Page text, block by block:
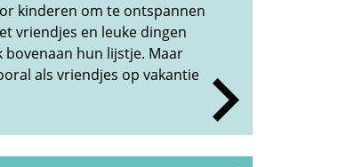
kinderen om te ontspannen
vriendjes en leuke dingen
bovenaan hun lijstje. Maar
als vriendjes op vakantie